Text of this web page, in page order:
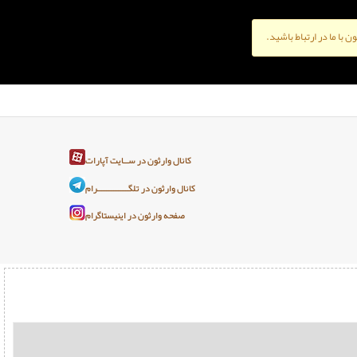
با ما در ارتباط باشید.
کانال وارثون در ســایت آپارات
کانال وارثون در تلگـــــــــــــرام
صفحه وارثون در اینیستاگرام